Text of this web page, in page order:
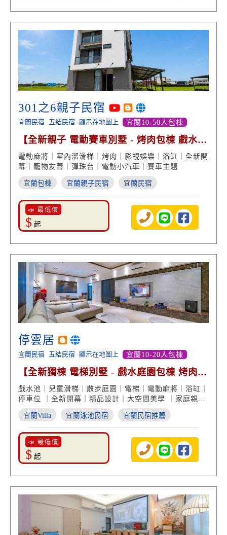
301之6親子民宿
宜蘭民宿 五結民宿 顯示在地圖上 宜蘭10-50人包棟
【全新親子 電動賽車別墅 - 烤肉包棟 戲水
浴缸賞景】
電動麻將｜室內溜滑梯｜烤肉｜影視娛樂｜浴缸｜全新開
幕｜寵物友善｜彈珠台｜電動小汽車｜賽車主題
宜蘭包棟 宜蘭親子民宿 宜蘭民宿
📣 最低價
$ 起
停雲居
宜蘭民宿 五結民宿 顯示在地圖上 宜蘭10-20人包棟
【全新獨棟 電梯別墅 - 戲水庭園包棟 烤肉歡
唱 星級享受】
戲水池｜兒童滑梯｜散步庭園｜電梯｜電動麻將｜浴缸｜
停車位 ｜全新開幕｜精品設計｜大空間美學 ｜家庭親子
｜大小團體住宿｜宜蘭民宿推薦
宜蘭Villa 宜蘭泳池民宿 宜蘭民宿推薦
📣 最低價
$ 起